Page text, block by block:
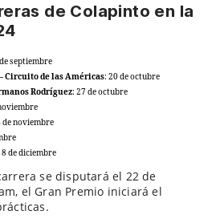
de Colapinto en la
septiembre
Circuito de las Américas: 20 de octubre
Rodríguez: 27 de octubre
de noviembre
8 de diciembre
se disputará el 22 de
el Gran Premio iniciará el